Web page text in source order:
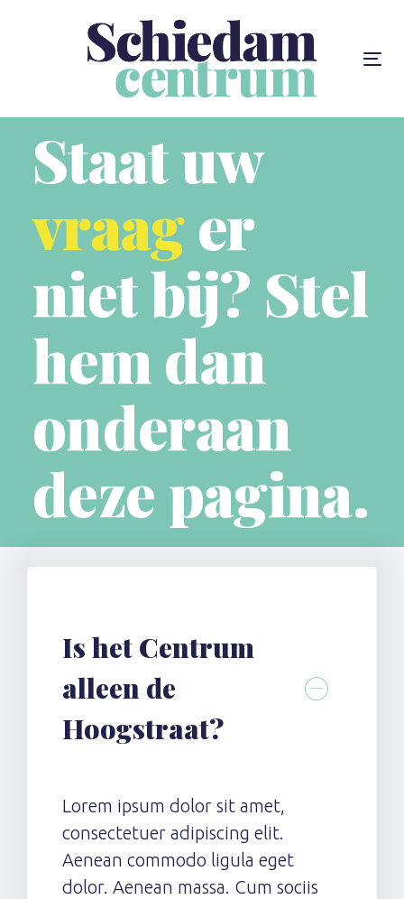
Staat uw
vraager
niet bij? Stel
hem dan
onderaan
deze pagina.
Is het Centrum
alleen de
Hoogstraat?
Lorem ipsum dolor sit amet,
consectetuer adipiscing elit.
Aenean commodo ligula eget
dolor. Aenean massa. Cum sociis